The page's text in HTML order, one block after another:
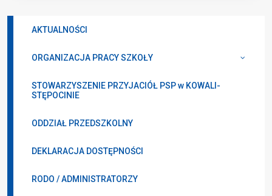
AKTUALNOŚCI
ORGANIZACJA PRACY SZKOŁY
STOWARZYSZENIE PRZYJACIÓŁ PSP w KOWALI-
STĘPOCINIE
ODDZIAŁ PRZEDSZKOLNY
DEKLARACJA DOSTĘPNOŚCI
RODO / ADMINISTRATORZY